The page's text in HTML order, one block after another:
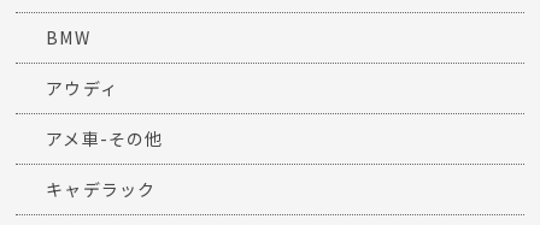
BMW
アウディ
アメ車-その他
キャデラック